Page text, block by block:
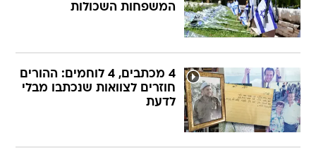
המשפחות השכולות
4 מכתבים, 4 לוחמים: ההורים
חוזרים לצוואות שנכתבו מבלי
לדעת